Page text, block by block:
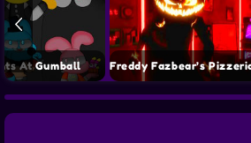
At Gumball